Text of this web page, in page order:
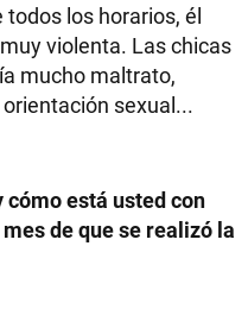
todos los horarios, él
violenta. Las chicas
mucho maltrato,
sexual...
está usted con
de que se realizó la